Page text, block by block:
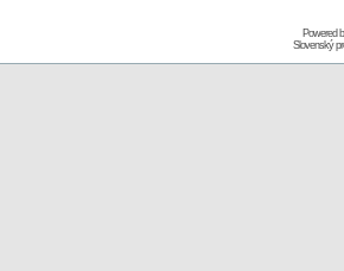
Powered
Slovenský